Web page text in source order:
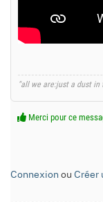
"all we are:just a dust in
Merci pour ce
Connexion ou Créer